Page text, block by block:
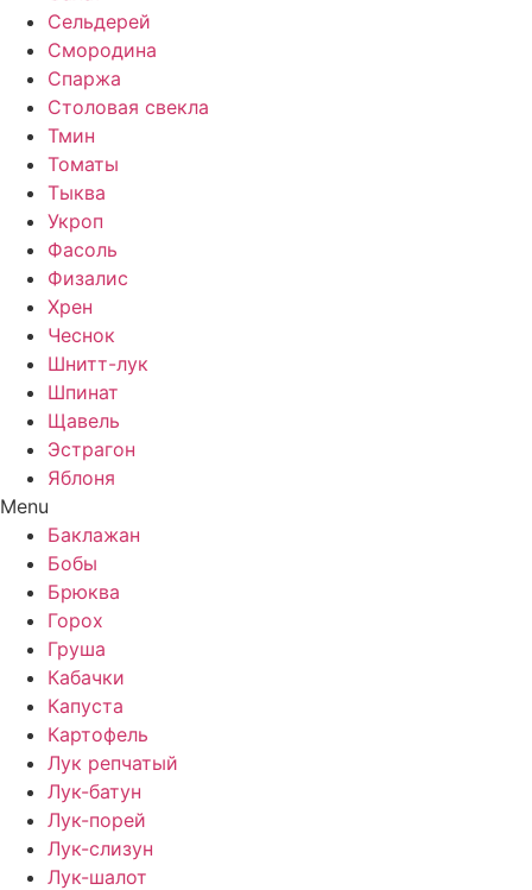
Сельдерей
Смородина
Спаржа
Столовая свекла
Тмин
Томаты
Тыква
Укроп
Фасоль
Физалис
Хрен
Чеснок
Шнитт-лук
Шпинат
Щавель
Эстрагон
Яблоня
Menu
Баклажан
Бобы
Брюква
Горох
Груша
Кабачки
Капуста
Картофель
Лук репчатый
Лук-батун
Лук-порей
Лук-слизун
Лук-шалот